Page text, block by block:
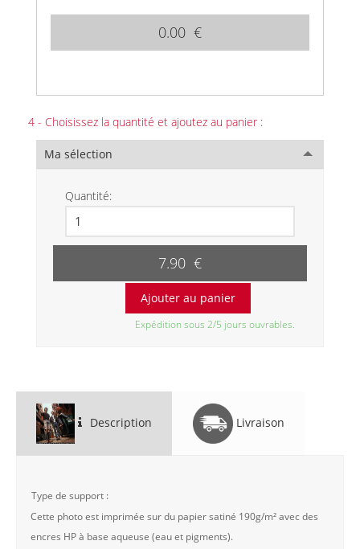
0.00 €
4 - Choisissez la quantité et ajoutez au panier :
Ma sélection
Quantité:
7.90 €
Expédition sous 2/5 jours ouvrables.
Description Livraison
Type de support :
Cette photo est imprimée sur du papier satiné 190g/m² avec des
encres HP à base aqueuse (eau et pigments).